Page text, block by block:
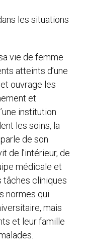
les situations
vie de femme
atteints d’une
ouvrage les
et
institution
les soins, la
de son
de l’intérieur, de
médicale et
tâches cliniques
normes qui
mais
et leur famille